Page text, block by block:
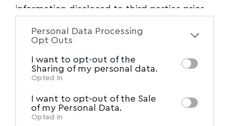
information disclosed to third parties prior
of the further disclosure of your personal
of downstream participants. This
information may also be disclosed by us to
Participantsthat may further disclose it to
other third parties.
Personal Data Processing
Opt Outs
I want to opt-out of the
Sharing of my personal data.
Opted In
I want to opt-out of the Sale
of my Personal Data.
Opted In
χρήματα των πολιτών…. Έρχεται όταν
πόλης και των πολιτών. Έχουμε χάσει 7 χρόνια
πραγματοποιώντας αλλοπρόσαλλες λύσεις
από ημιμαθείς ανθρώπους.
Η ευχή μου για το 2015 είναι εμείς οι ίδιοι οι
πολίτες να σεβαστούμε τα χρήματα που